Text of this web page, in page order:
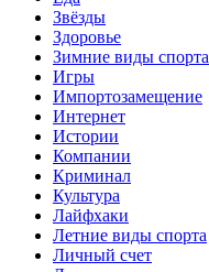
Звёзды
Здоровье
Зимние виды спорта
Игры
Импортозамещение
Интернет
Истории
Компании
Криминал
Культура
Лайфхаки
Летние виды спорта
Личный счет